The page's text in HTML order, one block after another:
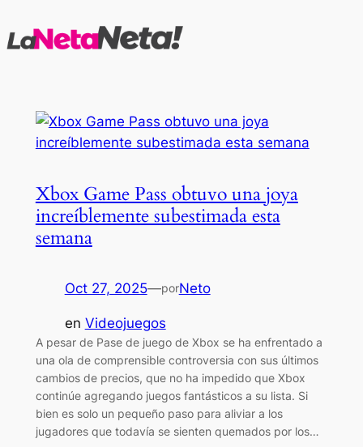
al
Xbox Game Pass obtuvo una joya
increíblemente subestimada esta
semana
Oct 27, 2025—porNeto
en Videojuegos
A pesar de Pase de juego de Xbox se ha enfrentado a
una ola de comprensible controversia con sus últimos
cambios de precios, que no ha impedido que Xbox
continúe agregando juegos fantásticos a su lista. Si
bien es solo un pequeño paso para aliviar a los
jugadores que todavía se sienten quemados por los…